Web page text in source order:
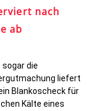
nach
ab
die
liefert
Blankoscheck für
Kälte eines